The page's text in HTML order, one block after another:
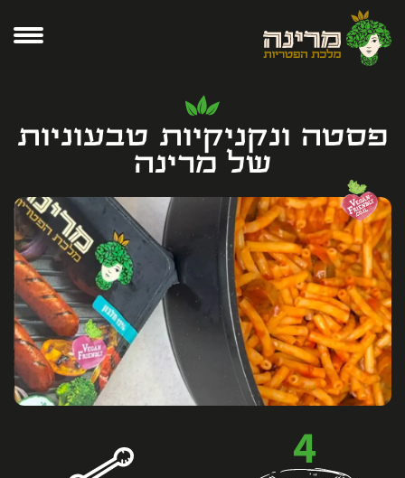
פסטה ונקניקיות טבעוניות
של מרינה
4